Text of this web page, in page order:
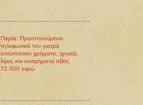
Πιερία: Προσποιούμενοι
τηλεφωνικά τον γιατρό
απέσπασαν χρήματα, χρυσές
λίρες και κοσμήματα αξίας
72.000 ευρώ